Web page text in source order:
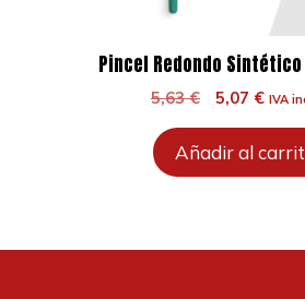
Pincel Redondo
5,63€
El
original
era:
5,07 €El
actual
es:
IVA
Añadir al